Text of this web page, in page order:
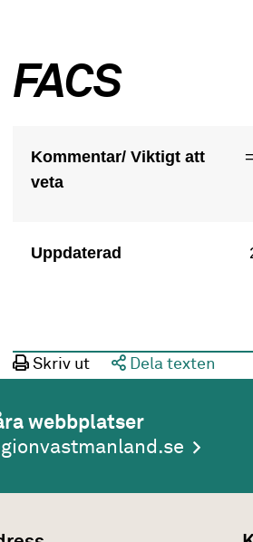
FACS
Kommentar/ Viktigt att
veta
Uppdaterad
Skriv ut Dela texten
webbplatser